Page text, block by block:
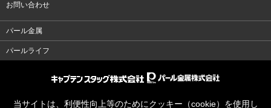
お問い合わせ
パール金属
パールライフ
当サイトは、利便性向上等のためにクッキー（cookie）を使用し